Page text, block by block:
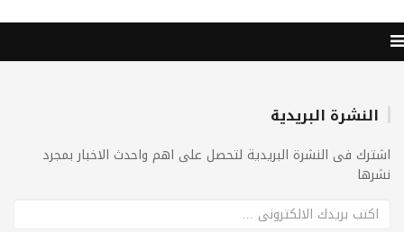
النشرة البريدية
اشترك فى النشرة البريدية لتحصل على اهم واحدث الاخبار بمجرد
نشرها